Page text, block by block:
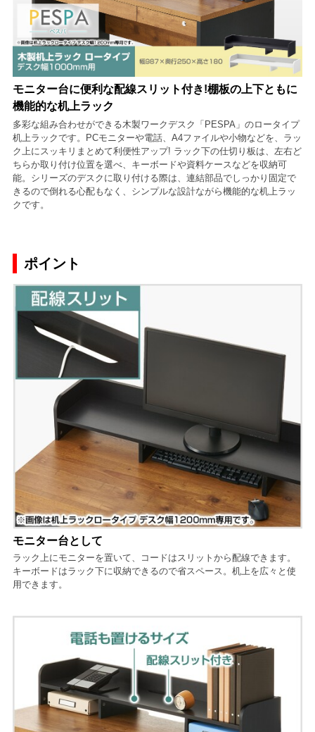
モニター台に便利な配線スリット付き!棚板の上下ともに
機能的な机上ラック
多彩な組み合わせができる木製ワークデスク「PESPA」のロータイプ
机上ラックです。PCモニターや電話、A4ファイルや小物などを、ラッ
ク上にスッキリまとめて利便性アップ! ラック下の仕切り板は、左右ど
ちらか取り付け位置を選べ、キーボードや資料ケースなどを収納可
能。シリーズのデスクに取り付ける際は、連結部品でしっかり固定で
きるので倒れる心配もなく、シンプルな設計ながら機能的な机上ラッ
クです。
ポイント
モニター台として
ラック上にモニターを置いて、コードはスリットから配線できます。
キーボードはラック下に収納できるので省スペース。机上を広々と使
用できます。